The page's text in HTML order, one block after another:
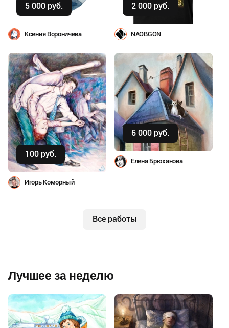
5 000 руб.
Ксения Вороничева
2 000 руб.
NAOBGON
100 руб.
Купить
Игорь Коморный
6 000 руб.
Купить
Елена Брюханова
Все работы
Лучшее за неделю